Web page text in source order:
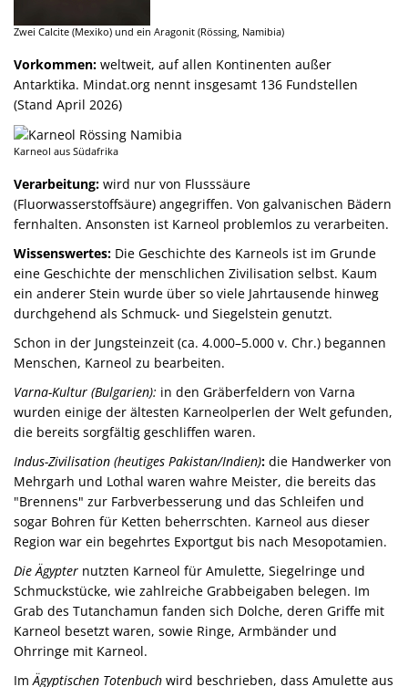
Zwei Calcite (Mexiko) und ein Aragonit (Rössing, Namibia)
Vorkommen: weltweit, auf allen Kontinenten außer
Antarktika. Mindat.org nennt insgesamt 136 Fundstellen
(Stand April 2026)
Karneol aus Südafrika
Verarbeitung: wird nur von Flusssäure
(Fluorwasserstoffsäure) angegriffen. Von galvanischen Bädern
fernhalten. Ansonsten ist Karneol problemlos zu verarbeiten.
Wissenswertes: Die Geschichte des Karneols ist im Grunde
eine Geschichte der menschlichen Zivilisation selbst. Kaum
ein anderer Stein wurde über so viele Jahrtausende hinweg
durchgehend als Schmuck- und Siegelstein genutzt.
Schon in der Jungsteinzeit (ca. 4.000–5.000 v. Chr.) begannen
Menschen, Karneol zu bearbeiten.
Varna-Kultur (Bulgarien): in den Gräberfeldern von Varna
wurden einige der ältesten Karneolperlen der Welt gefunden,
die bereits sorgfältig geschliffen waren.
Indus-Zivilisation (heutiges Pakistan/Indien): die Handwerker von
Mehrgarh und Lothal waren wahre Meister, die bereits das
"Brennens" zur Farbverbesserung und das Schleifen und
sogar Bohren für Ketten beherrschten. Karneol aus dieser
Region war ein begehrtes Exportgut bis nach Mesopotamien.
Die Ägypter nutzten Karneol für Amulette, Siegelringe und
Schmuckstücke, wie zahlreiche Grabbeigaben belegen. Im
Grab des Tutanchamun fanden sich Dolche, deren Griffe mit
Karneol besetzt waren, sowie Ringe, Armbänder und
Ohrringe mit Karneol.
ImÄgyptischen Totenbuch wird beschrieben, dass Amulette aus